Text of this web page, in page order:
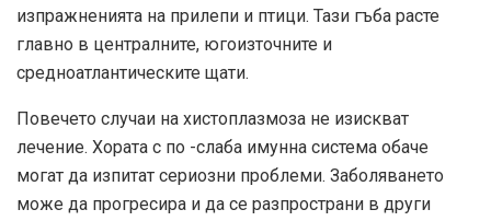
изпражненията на прилепи и птици. Тази гъба расте
главно в централните, югоизточните и
средноатлантическите щати.
Повечето случаи на хистоплазмоза не изискват
лечение. Хората с по -слаба имунна система обаче
могат да изпитат сериозни проблеми. Заболяването
може да прогресира и да се разпространи в други